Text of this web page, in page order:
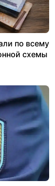
по всему
схемы